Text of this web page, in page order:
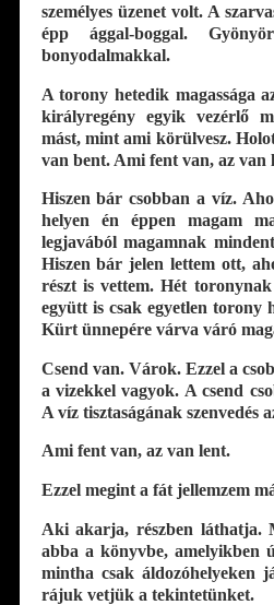
személyes üzenet volt. A
épp ággal-boggal.
bonyodalmakkal.
A torony hetedik magassága
királyregény egyik vezérlő
mást, mint ami körülvesz.
van bent. Ami fent van, az van
Hiszen bár csobban a víz.
helyen én éppen magam
legjavából magamnak
Hiszen bár jelen lettem ott,
részt is vettem. Hét toronynak
együtt is csak egyetlen torony
Kürt ünnepére várva váró
Csend van. Várok. Ezzel a
a vizekkel vagyok. A csend
A víz tisztaságának szenvedés
Ami fent van, az van lent.
Ezzel megint a fát jellemzem
Aki akarja, részben láthatja.
abba a könyvbe, amelyikben
mintha csak áldozóhelyeken
rájuk vetjük a tekintetünket.